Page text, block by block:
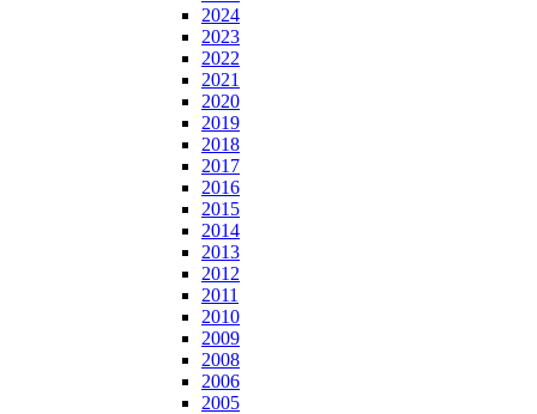
2024
2023
2022
2021
2020
2019
2018
2017
2016
2015
2014
2013
2012
2011
2010
2009
2008
2006
2005